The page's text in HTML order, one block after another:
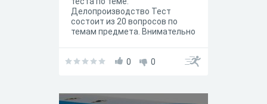
Делопроизводство Тест
состоит из 20 вопросов по
темам предмета. Внимательно
0
0